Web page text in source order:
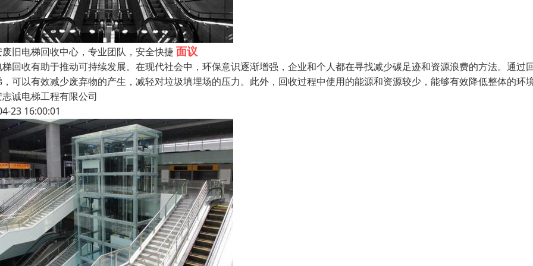
旧电梯回收中心，专业团队，安全快捷 面议
回收有助于推动可持续发展。在现代社会中，环保意识逐渐增强，企业和个人都在寻找减少碳足迹和资源浪费的方法。通过
可以有效减少废弃物的产生，减轻对垃圾填埋场的压力。此外，回收过程中使用的能源和资源较少，能够有效降低整体的环
诚电梯工程有限公司
23 16:00:01